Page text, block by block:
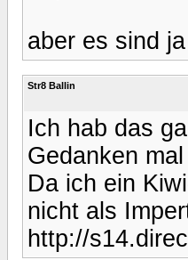
aber es sind
Str8 Ballin
Ich hab das
Gedanken
Da ich ein
nicht als
http://